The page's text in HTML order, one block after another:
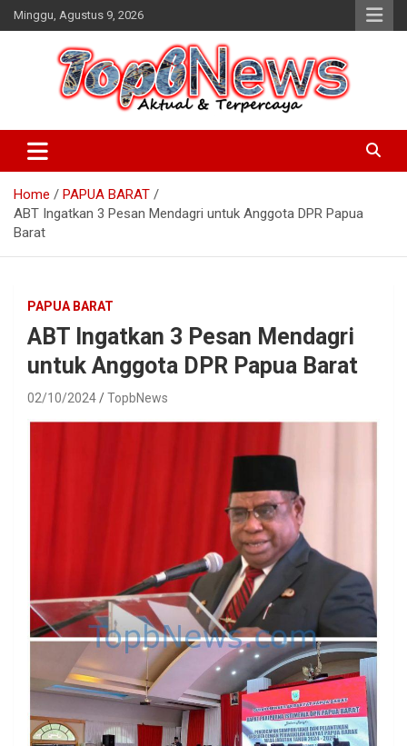
Skip
to
Minggu, Agustus 9, 2026
Home
PAPUA BARAT
ABT Ingatkan 3 Pesan Mendagri untuk Anggota DPR Papua
Barat
PAPUA BARAT
ABT Ingatkan 3 Pesan Mendagri
untuk Anggota DPR Papua Barat
02/10/2024 TopbNews